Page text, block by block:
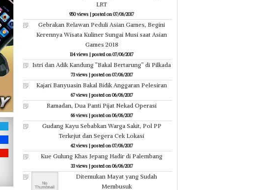
LRT
950 views |posted on 07/06/2017
Gebrakan Relawan Peduli Asian Games, Begini
Kerennya Wisata Kuliner Sungai Musi saat Asian
Games 2018
114 views |posted on 07/06/2017
Istri dan Adik Kandung ”Bakal Bertarung” di Pilkada
73 views|posted on 07/06/2017
Kajari Banyuasin Bakal Bidik Anggaran Pelesiran
67 views|posted on 06/06/2017
Ramadan, Dua Panti Pijat Nekad Operasi
66 views|posted on 06/06/2017
Gudang Kayu Sebabkan Warga Sakit, Pol PP
Terkejut dan Segera Cek Lokasi
42 views |posted on 07/06/2017
Kue Gulung Khas Jepang Hadir di Palembang
33 views|posted on 06/06/2017
Ditemukan Mayat yang Sudah
Membusuk